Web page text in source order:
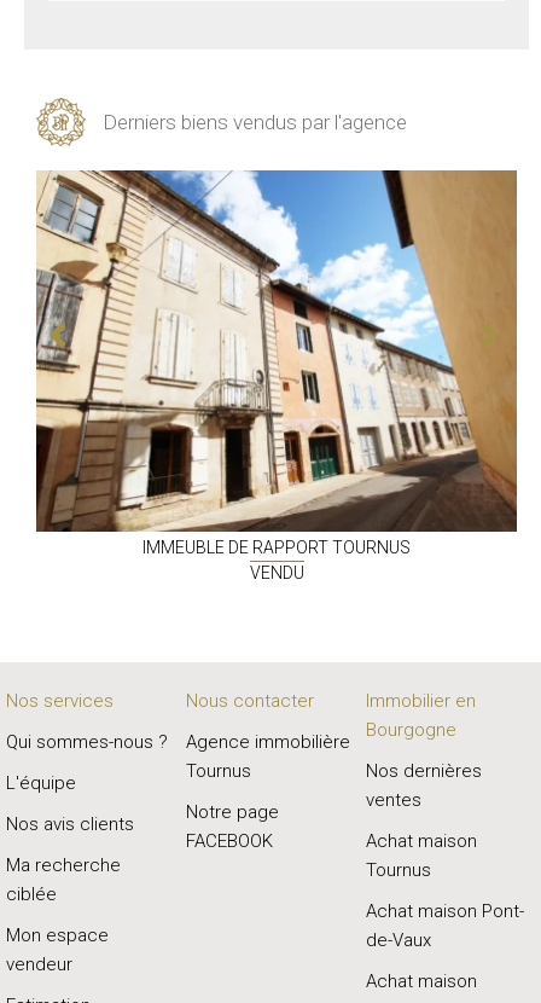
Derniers biens vendus par l'agence
IMMEUBLE DE RAPPORTTOURNUS
VENDU
Nos services
Qui sommes-nous ?
L'équipe
Nos avis clients
Ma recherche
ciblée
Mon espace
vendeur
Nous contacter
Agence immobilière
Tournus
Notre page
FACEBOOK
Immobilier en
Bourgogne
Nos dernières
ventes
Achat maison
Tournus
Achat maison Pont-
de-Vaux
Achat maison